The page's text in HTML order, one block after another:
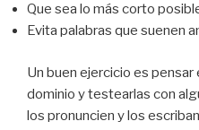
Que sea lo más corto
Evita palabras que suenen
Un buen ejercicio es
dominio y testearlas con
los pronuncien y los